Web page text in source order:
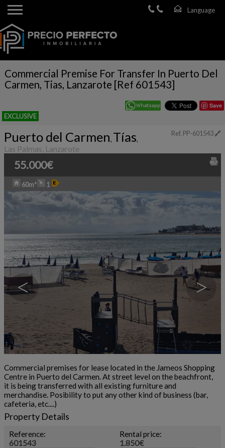
Commercial Premise For Transfer In Puerto Del
Carmen, Tias, Lanzarote [Ref 601543]
Save
EXCLUSIVE
Ref. PP-601543🔗
Puerto del Carmen, Tías,
Las Palmas, Lanzarote
55.000€
60m² 1
< >
Commercial premises for lease located in the Jameos Shopping
Centre in Puerto del Carmen. At street level on the beachfront,
it is being transferred with all existing furniture and
merchandise. Posibility to put any other kind of business (bar,
cafeteria, etc....)
Property Details
Reference:
601543
Rental price:
1.850€